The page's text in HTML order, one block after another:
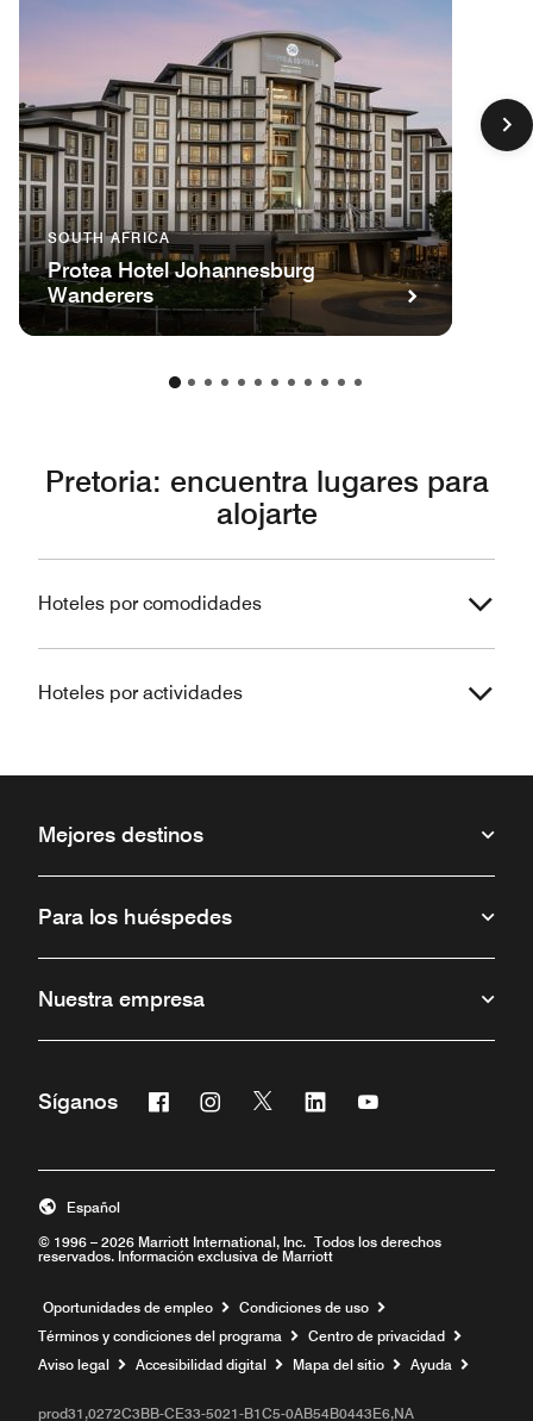
SOUTH AFRICA
Protea Hotel Johannesburg
Wanderers
Pretoria: encuentra lugares para
alojarte
Hoteles por comodidades
Hoteles por actividades
Mejores destinos
Para los huéspedes
Nuestra empresa
Síganos Facebook
Abre una ventana nueva
Instagram
Abre una ventana nueva
Twitter
Abre una ventana nueva
Linkedin
Abre una ventana nueva
Abre una ventana
© 1996 – 2026 Marriott International, Inc. Todos los derechos
reservados. Información exclusiva de Marriott
Español
Oportunidades de empleo Abre una ventana nueva
Condiciones de uso
Términos y condiciones del programa
Centro de privacidad
Aviso legal
Accesibilidad digital Mapa del sitio Ayuda
prod31,0272C3BB-CE33-5021-B1C5-0AB54B0443E6,NA